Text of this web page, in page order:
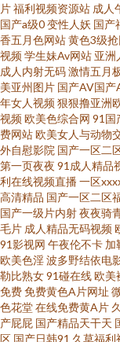
一区 蜜桃精品一区二
观看黄色电影 91午夜
区五区福利导航 亚洲色
天堂社一区二区 亚洲网
草在线午夜剧场 午夜
网 黑丝高跟内射 国产
导航 影音先锋精东影业
久超碰久久超碰 欧美
人超碰 超碰97操操操
片福利视频资源站 成人
国产a级0变性人妖 国产
香五月色网站黄色3级
视频学生妹Av网站 亚洲
成人内射无码激情五月
美亚州图片 国产AV国产
年女人视频狠狠撸亚洲
视频欧美色综合网 91国
费网站欧美女人与动物
外自慰影院 国产一区二
第一页夜夜 91成人精品
利在线视频直播一区
高清精品 国产一区二区
国产一级片内射夜夜骑
毛片 成人精品无码视频
91影视网 午夜伦不卡 加
欧美色淫波多野结依电
勒比熟女91碰在线欧美
免费免费黄色A片网址
色花堂在线免费黄A片
产屁屁 国产精品天干天
区 国产日韩91 久草福利